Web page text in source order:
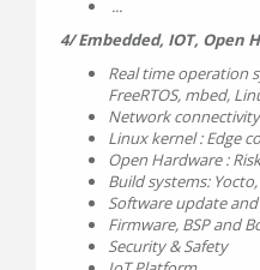
...
4/ Embedded, IOT, Open
Real time operation
FreeRTOS, mbed,
Network
Linux kernel : Edge
Open Hardware :
Build systems:
Software update
Firmware, BSP and
Security & Safety